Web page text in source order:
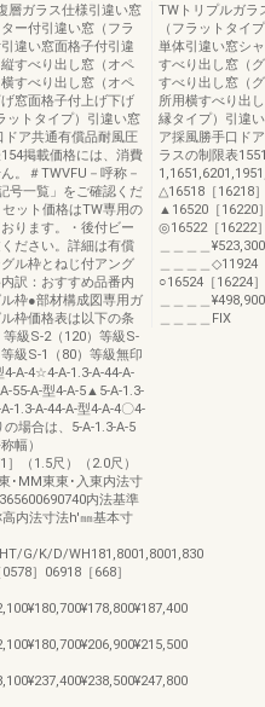
層ガラス仕様引違い窓
ー付引違い窓（フラ
違い窓面格子付引違
すべり出し窓（オペ
すべり出し窓（オペ
窓面格子付上げ下げ
ットタイプ）引違い窓
ドア共通有償品耐風圧
掲載価格には、消費
。＃TWVFU－呼称－
号一覧」をご確認くだ
ット価格はTW専用の
ります。・後付ビー
ださい。詳細は有償
ル枠とねじ付アング
訳：おすすめ品番内
枠●部材構成図専用ガ
枠価格表は以下の条
級S-2（120）等級S-
級S-1（80）等級無印
4-A-4☆4-A-1.3-A-44-A-
55-A-型4-A-5▲5-A-1.3-
1.3-A-44-A-型4-A-4〇4-
場合は、5-A-1.3-A-5
幅）
（1.5尺）（2.0尺）
･MM東東･入東内法寸
内法基準
内法寸法h'㎜基本寸
G/K/D/WH181,8001,8001,830
］06918［668］
TWトリプルガラ
（フラットタイ
単体引違い窓シ
すべり出し窓（
すべり出し窓（
所用横すべり出
縁タイプ）引違
ア採風勝手口ド
ラスの制限表
△16518［16218
▲16520［16220
◎16522［16222
＿＿＿＿
＿＿＿＿◇11924
○16524［16224
＿＿＿＿
＿＿＿＿FIX